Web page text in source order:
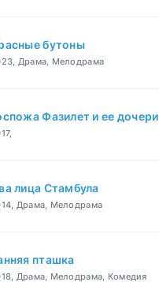
бутоны
Драма, Мелодрама
Фазилет и ее дочери
лица Стамбула
Драма, Мелодрама
пташка
Драма, Мелодрама, Комедия